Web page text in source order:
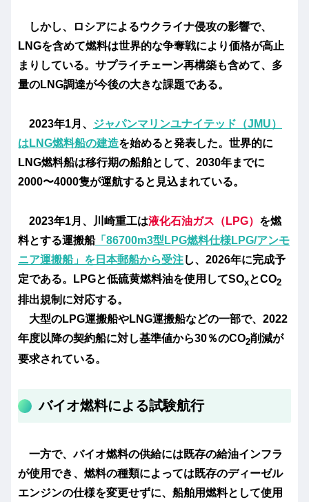
しかし、ロシアによるウクライナ侵攻の影響で、
LNGを含めて燃料は世界的な争奪戦により価格が高止
まりしている。サプライチェーン再構築も含めて、多
量のLNG調達が今後の大きな課題である。
2023年1月、 ジャパンマリンユナイテッド（JMU）
はLNG燃料船の建造を始めると発表した。世界的に
LNG燃料船は移行期の船舶として、2030年までに
2000〜4000隻が運航すると見込まれている。
2023年1月、川崎重工は液化石油ガス（LPG） を燃
料とする運搬船「86700m3型LPG燃料仕様LPG/アンモ
ニア運搬船」を日本郵船から受注し、2026年に完成予
定である。LPGと低硫黄燃料油を使用してSOxとCO2
排出規制に対応する。
大型のLPG運搬船やLNG運搬船などの一部で、2022
年度以降の契約船に対し基準値から30％のCO2削減が
要求されている。
バイオ燃料による試験航行
一方で、バイオ燃料の供給には既存の給油インフラ
が使用でき、燃料の種類によっては既存のディーゼル
エンジンの仕様を変更せずに、船舶用燃料として使用